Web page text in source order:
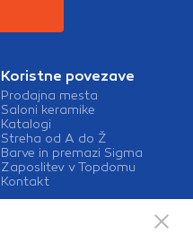
Koristne povezave
Prodajna mesta
Saloni keramike
Katalogi
Streha od A do Ž
Barve in premazi Sigma
Zaposlitev v Topdomu
Kontakt